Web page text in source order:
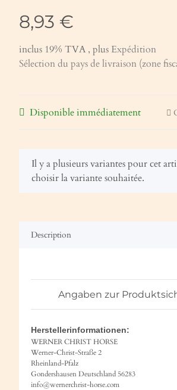
8,93 €
inclus 19% TVA , plusExpédition
Sélection du pays de livraison (zone
Disponible immédiatement
x
Il y a plusieurs variantes pour cet
choisir la variante souhaitée.
Description
Angaben zur
Herstellerinformationen:
WERNER CHRIST HORSE
Werner-Christ-Straße 2
Rheinland-Pfalz
Gondershausen Deutschland 56283
info@wernerchrist-horse.com